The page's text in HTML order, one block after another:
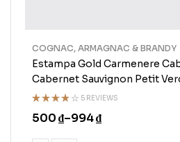
Estampa Gold Carmenere
Cabernet Sauvignon Petit
Rated
3.75
5
5 REVIEWS
COGNAC, ARMAGNAC & BRANDY
500₫–994₫